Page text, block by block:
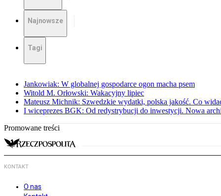
Najnowsze
Tagi
Jankowiak: W globalnej gospodarce ogon macha psem
Witold M. Orłowski: Wakacyjny lipiec
Mateusz Michnik: Szwedzkie wydatki, polska jakość. Co
I wiceprezes BGK: Od redystrybucji do inwestycji. Nowa
Promowane treści
KONTAKT
O nas